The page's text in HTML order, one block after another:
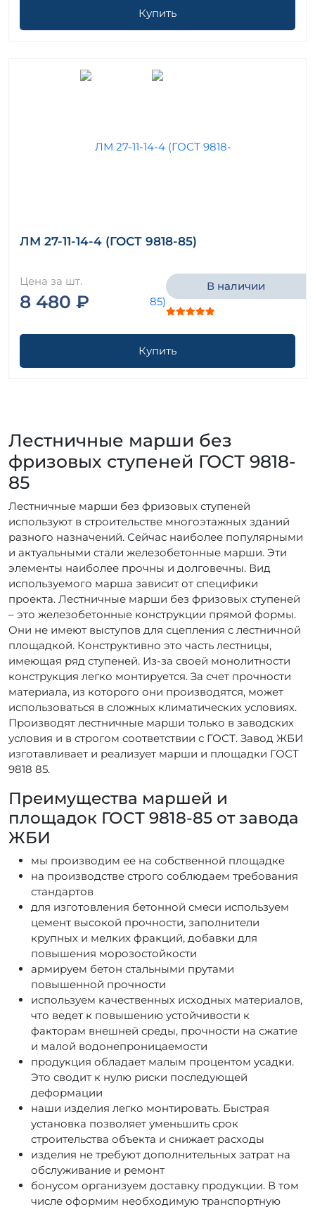
Купить
ЛМ 27-11-14-4 (ГОСТ 9818-85)
Цена за шт.
8 480 ₽
В наличии
Купить
Лестничные марши без
фризовых ступеней ГОСТ 9818-
85
Лестничные марши без фризовых ступеней
используют в строительстве многоэтажных зданий
разного назначений. Сейчас наиболее популярными
и актуальными стали железобетонные марши. Эти
элементы наиболее прочны и долговечны. Вид
используемого марша зависит от специфики
проекта. Лестничные марши без фризовых ступеней
– это железобетонные конструкции прямой формы.
Они не имеют выступов для сцепления с лестничной
площадкой. Конструктивно это часть лестницы,
имеющая ряд ступеней. Из-за своей монолитности
конструкция легко монтируется. За счет прочности
материала, из которого они производятся, может
использоваться в сложных климатических условиях.
Производят лестничные марши только в заводских
условия и в строгом соответствии с ГОСТ. Завод ЖБИ
изготавливает и реализует марши и площадки ГОСТ
9818 85.
Преимущества маршей и
площадок ГОСТ 9818-85 от завода
ЖБИ
мы производим ее на собственной площадке
на производстве строго соблюдаем требования
стандартов
для изготовления бетонной смеси используем
цемент высокой прочности, заполнители
крупных и мелких фракций, добавки для
повышения морозостойкости
армируем бетон стальными прутами
повышенной прочности
используем качественных исходных материалов,
что ведет к повышению устойчивости к
факторам внешней среды, прочности на сжатие
и малой водонепроницаемости
продукция обладает малым процентом усадки.
Это сводит к нулю риски последующей
деформации
наши изделия легко монтировать. Быстрая
установка позволяет уменьшить срок
строительства объекта и снижает расходы
изделия не требуют дополнительных затрат на
обслуживание и ремонт
бонусом организуем доставку продукции. В том
числе оформим необходимую транспортную